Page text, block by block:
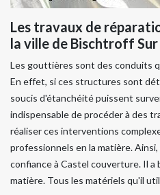
Les travaux de
la ville de Bischtroff
Les gouttières sont des conduits
En effet, si ces structures sont
soucis d'étanchéité puissent
indispensable de procéder à des
réaliser ces interventions
professionnels en la matière.
confiance à Castel couverture. Il a
matière. Tous les matériels qu'il